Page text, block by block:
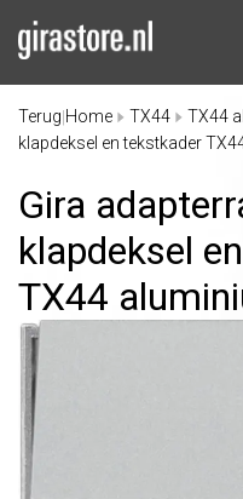
Terug Home TX44 TX44
klapdeksel en tekstkader
Gira
klapdeksel
TX44